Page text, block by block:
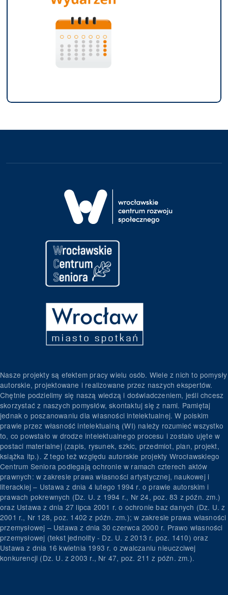
Nasze projekty są efektem pracy wielu osób. Wiele z nich to pomysły
autorskie, projektowane i realizowane przez naszych ekspertów.
Chętnie podzielimy się naszą wiedzą i doświadczeniem, jeśli chcesz
skorzystać z naszych pomysłów, skontaktuj się z nami. Pamiętaj
jednak o poszanowaniu dla własności intelektualnej. W polskim
prawie przez własność intelektualną (WI) należy rozumieć wszystko
to, co powstało w drodze intelektualnego procesu i zostało ujęte w
postaci materialnej (zapis, rysunek, szkic, przedmiot, plan, projekt,
książka itp.). Z tego też względu autorskie projekty Wrocławskiego
Centrum Seniora podlegają ochronie w ramach czterech aktów
prawnych: w zakresie prawa własności artystycznej, naukowej i
literackiej – Ustawa z dnia 4 lutego 1994 r. o prawie autorskim i
prawach pokrewnych (Dz. U. z 1994 r., Nr 24, poz. 83 z późn. zm.)
oraz Ustawa z dnia 27 lipca 2001 r. o ochronie baz danych (Dz. U. z
2001 r., Nr 128, poz. 1402 z późn. zm.); w zakresie prawa własności
przemysłowej – Ustawa z dnia 30 czerwca 2000 r. Prawo własności
przemysłowej (tekst jednolity - Dz. U. z 2013 r. poz. 1410) oraz
Ustawa z dnia 16 kwietnia 1993 r. o zwalczaniu nieuczciwej
konkurencji (Dz. U. z 2003 r., Nr 47, poz. 211 z późn. zm.).